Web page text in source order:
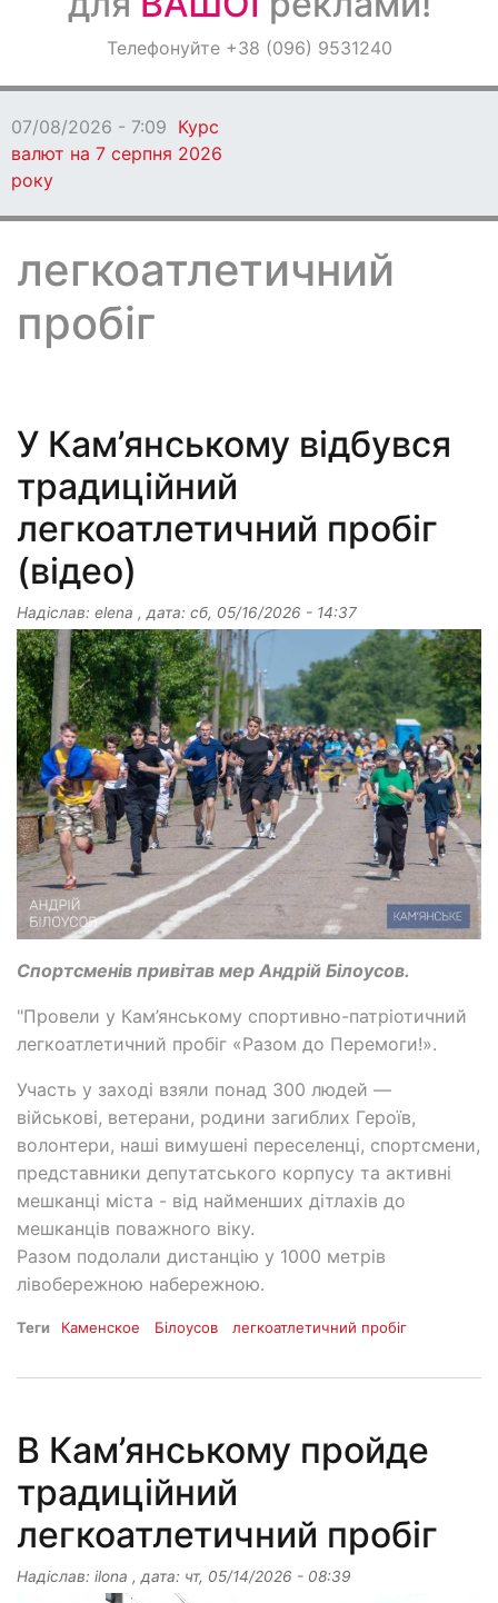
ОголошенняТелефонуйте +38 (096) 9531240
07/08/2026 - 7:04
премії Global Teacher Prize Ukraine
легкоатлетичний
пробіг
У Кам’янському відбувся
традиційний
легкоатлетичний пробіг
(відео)
Надіслав: elena , дата: сб, 05/16/2026 - 14:37
Спортсменів привітав мер Андрій Білоусов.
"Провели у Кам’янському спортивно-патріотичний
легкоатлетичний пробіг «Разом до Перемоги!».
Участь у заході взяли понад 300 людей —
військові, ветерани, родини загиблих Героїв,
волонтери, наші вимушені переселенці, спортсмени,
представники депутатського корпусу та активні
мешканці міста - від найменших дітлахів до
мешканців поважного віку.
Разом подолали дистанцію у 1000 метрів
лівобережною набережною.
Теги Каменское Білоусов легкоатлетичний пробіг
В Кам’янському пройде
традиційний
легкоатлетичний пробіг
Надіслав: ilona , дата: чт, 05/14/2026 - 08:39